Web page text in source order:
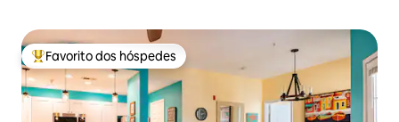
Favoritos dos hóspedes mais apreciados
Favorito dos hóspedes